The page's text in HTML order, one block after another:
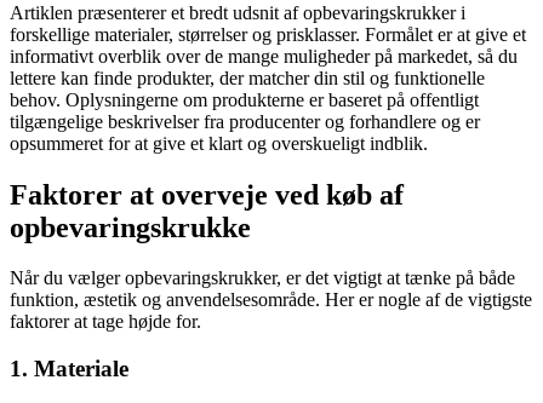
Artiklen præsenterer et bredt udsnit af opbevaringskrukker i
forskellige materialer, størrelser og prisklasser. Formålet er at give et
informativt overblik over de mange muligheder på markedet, så du
lettere kan finde produkter, der matcher din stil og funktionelle
behov. Oplysningerne om produkterne er baseret på offentligt
tilgængelige beskrivelser fra producenter og forhandlere og er
opsummeret for at give et klart og overskueligt indblik.
Faktorer at overveje ved køb af
opbevaringskrukke
Når du vælger opbevaringskrukker, er det vigtigt at tænke på både
funktion, æstetik og anvendelsesområde. Her er nogle af de vigtigste
faktorer at tage højde for.
1. Materiale